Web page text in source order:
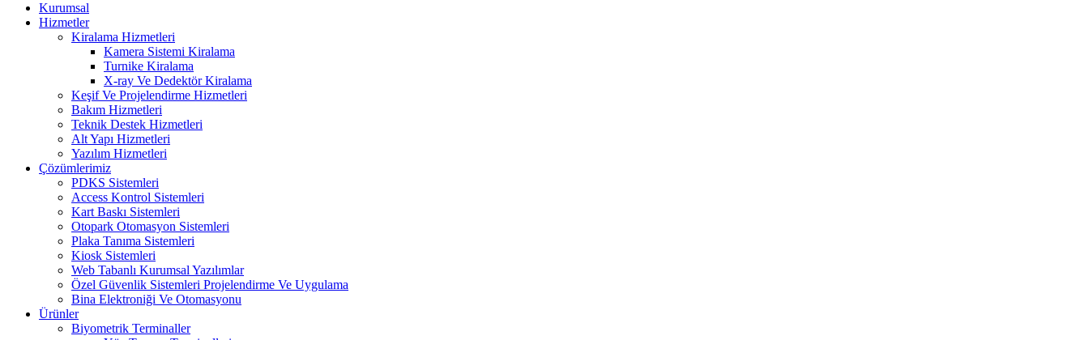
Kurumsal
Hizmetler
Kiralama Hizmetleri
Kamera Sistemi Kiralama
Turnike Kiralama
X-ray Ve Dedektör Kiralama
Keşif Ve Projelendirme Hizmetleri
Bakım Hizmetleri
Teknik Destek Hizmetleri
Alt Yapı Hizmetleri
Yazılım Hizmetleri
Çözümlerimiz
PDKS Sistemleri
Access Kontrol Sistemleri
Kart Baskı Sistemleri
Otopark Otomasyon Sistemleri
Plaka Tanıma Sistemleri
Kiosk Sistemleri
Web Tabanlı Kurumsal Yazılımlar
Özel Güvenlik Sistemleri Projelendirme Ve Uygulama
Bina Elektroniği Ve Otomasyonu
Ürünler
Biyometrik Terminaller